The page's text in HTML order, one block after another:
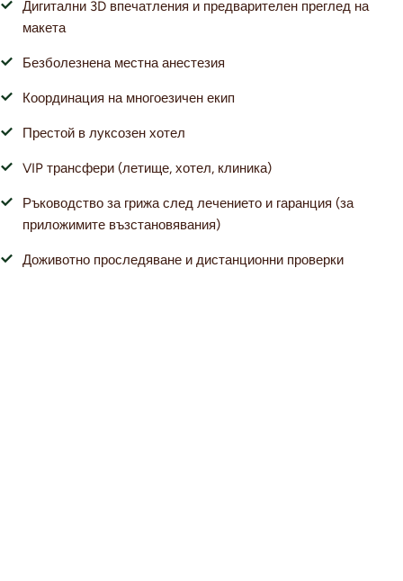
Дигитални 3D впечатления и предварителен преглед на
макета
Безболезнена местна анестезия
Координация на многоезичен екип
Престой в луксозен хотел
VIP трансфери (летище, хотел, клиника)
Ръководство за грижа след лечението и гаранция (за
приложимите възстановявания)
Доживотно проследяване и дистанционни проверки